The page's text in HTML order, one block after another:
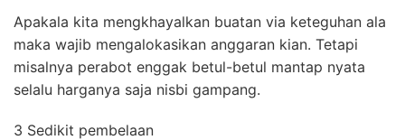
Apakala kita mengkhayalkan buatan via keteguhan ala
maka wajib mengalokasikan anggaran kian. Tetapi
misalnya perabot enggak betul-betul mantap nyata
selalu harganya saja nisbi gampang.
3 Sedikit pembelaan